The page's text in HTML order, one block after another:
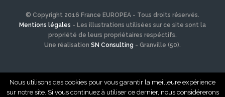
© Copyright 2016 France EUROPEA - Tous droits réservés.
Mentions légales - Les illustrations utilisées sur ce site sont la
propriété de leurs propriétaires respéctifs.
Une réalisation SN Consulting - Granville (50).
Nous utilisons des cookies pour vous garantir la meilleure expérience
sur notre site. Si vous continuez à utiliser ce dernier, nous considérerons